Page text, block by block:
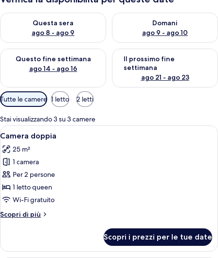
Questa sera
ago 8 - ago 9
Verifica la disponibilità per questa sera, ago 8 - ago 9
Domani
ago 9 - ago 10
Verifica la disponibilità per
Questo fine settimana
ago 14 - ago 16
Verifica la disponibilità per questo fine settimana, ago 14 -
Il prossimo fine
settimana
ago 21 - ago 23
Verifica la disponibilità per il
Filtri
disponibili
per
le
camere
Tutte le camere 1 letto 2 letti
Stai visualizzando 3 su 3 camere
Apri
tutte
le
foto
per
Camera
doppia
Un letto ben rifatto con lenzuola
4
Camera doppia
25 m²
1 camera
Per 2 persone
1 letto queen
Wi-Fi gratuito
Scopri di più
Altri
doppia
Scopri i prezzi per le tue date